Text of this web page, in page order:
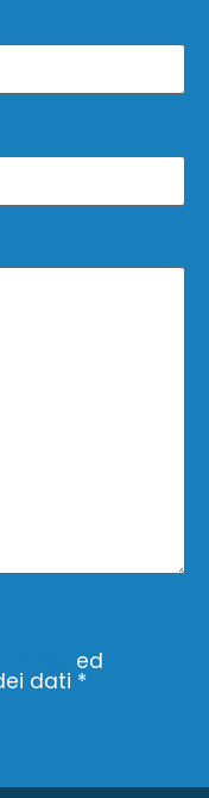
ed
dati *